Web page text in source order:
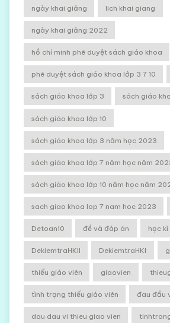
ngày khai giảng lich khai giang
ngày khai giảng 2022
hồ chí minh phê duyệt sách giáo khoa
phê duyệt sách giáo khoa lớp 3 7 10
sách giáo khoa lớp 3 sách giáo
sách giáo khoa lớp 10
sách giáo khoa lớp 3 năm học 2023
sách giáo khoa lớp 7 năm học năm
sách giáo khoa lớp 10 năm học năm
sach giao khoa lop 7 nam hoc 2023
Detoan10 đề và đáp án học kì
DekiemtraHKII DekiemtraHKI
thiếu giáo viên giaovien
tình trạng thiếu giáo viên đau đầu
dau dau vi thieu giao vien